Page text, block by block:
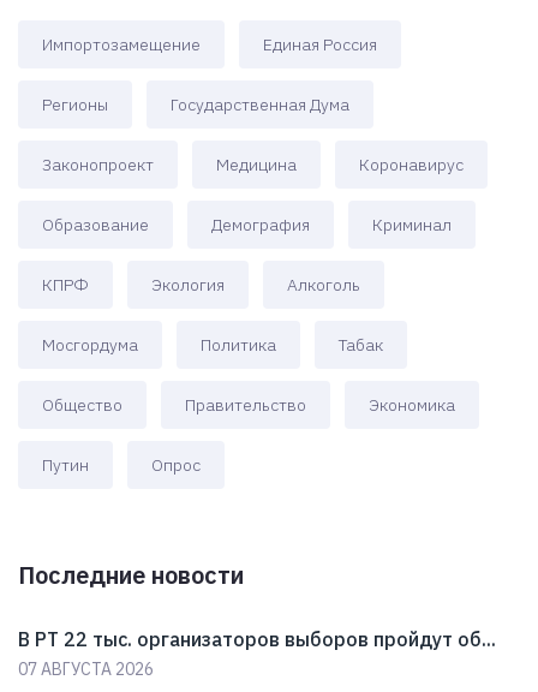
Импортозамещение Единая Россия
Регионы Государственная Дума
Законопроект Медицина Коронавирус
Образование Демография Криминал
КПРФ Экология Алкоголь
Мосгордума Политика Табак
Общество Правительство Экономика
Путин Опрос
Последние новости
В РТ 22 тыс. организаторов выборов пройдут об...
07 АВГУСТА 2026